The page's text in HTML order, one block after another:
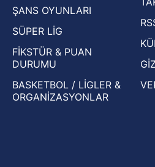
Beşiktaş'ın
Eleme Turu
ŞANS OYUNLARI
SÜPER LİG
FİKSTÜR & PUAN
DURUMU
BASKETBOL / LİGLER &
ORGANİZASYONLAR